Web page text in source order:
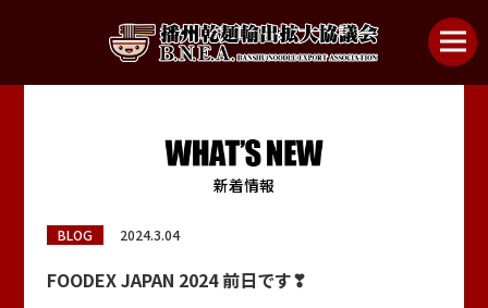
播州乾麺ってなんだ？
播州乾麺の種類
新着情報
BLOG 2024.3.04
FOODEX JAPAN 2024 前日です❣